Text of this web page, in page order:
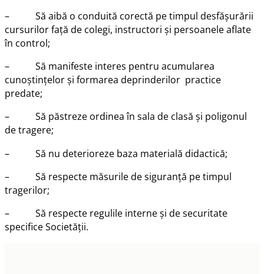
– Să aibă o conduită corectă pe timpul desfășurării
cursurilor față de colegi, instructori și persoanele aflate
în control;
– Să manifeste interes pentru acumularea
cunoștințelor și formarea deprinderilor practice
predate;
– Să păstreze ordinea în sala de clasă și poligonul
de tragere;
– Să nu deterioreze baza materială didactică;
– Să respecte măsurile de siguranță pe timpul
tragerilor;
– Să respecte regulile interne și de securitate
specifice Societății.